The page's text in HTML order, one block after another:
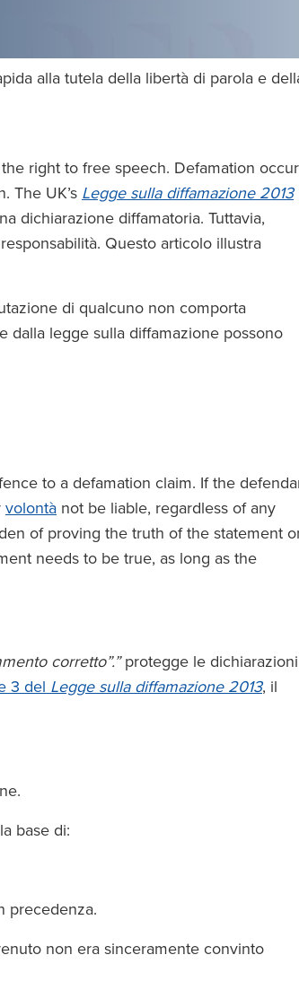
alla tutela della libertà di parola e
right to free speech. Defamation
The UK’s Legge sulla diffamazione 2013
dichiarazione diffamatoria. Tuttavia,
Questo articolo illustra
di qualcuno non comporta
dalla legge sulla diffamazione possono
to a defamation claim. If the
volontà not be liable, regardless of any
of proving the truth of the statement
needs to be true, as long as the
corretto”.”protegge le dichiarazioni
3 del Legge sulla diffamazione 2013, il
base di:
precedenza.
non era sinceramente convinto